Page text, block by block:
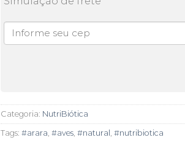
Categoria: NutriBiótica
Tags: #arara #aves #natural #nutribiotica